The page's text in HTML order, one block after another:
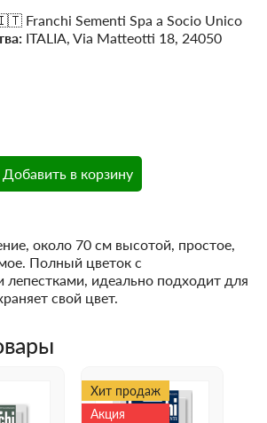
Franchi Sementi Spa a Socio Unico
ITALIA, Via Matteotti 18, 24050
Добавить в корзину
около 70 см высотой, простое,
Полный цветок с
идеально подходит для
свой цвет.
Хит продаж
Акция